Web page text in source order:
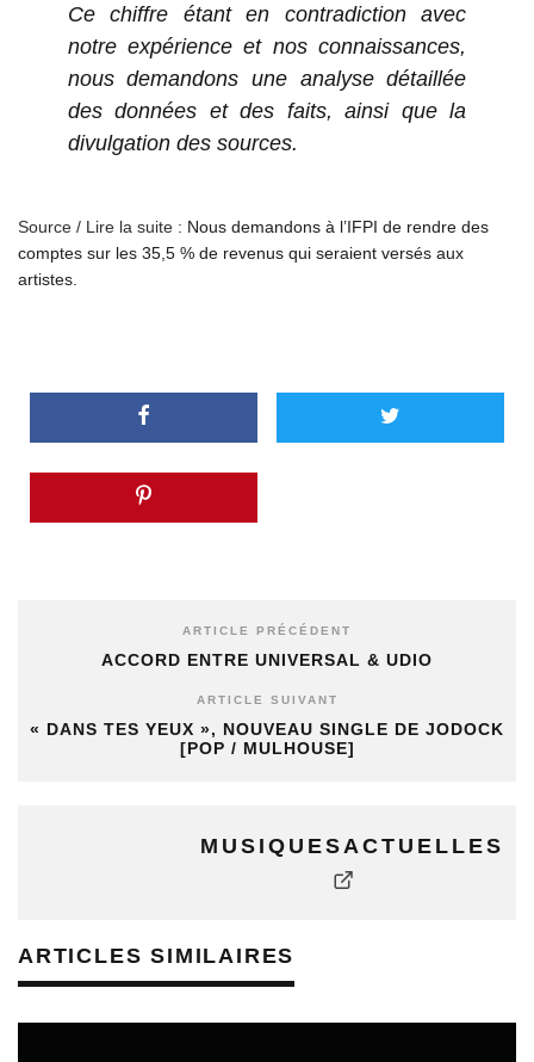
Ce chiffre étant en contradiction avec
notre expérience et nos connaissances,
nous demandons une analyse détaillée
des données et des faits, ainsi que la
divulgation des sources.
Source / Lire la suite : Nous demandons à l’IFPI de rendre des
comptes sur les 35,5 % de revenus qui seraient versés aux
artistes.
ARTICLE PRÉCÉDENT
ACCORD ENTRE UNIVERSAL & UDIO
ARTICLE SUIVANT
« DANS TES YEUX », NOUVEAU SINGLE DE JODOCK
[POP / MULHOUSE]
MUSIQUESACTUELLES
ARTICLES SIMILAIRES